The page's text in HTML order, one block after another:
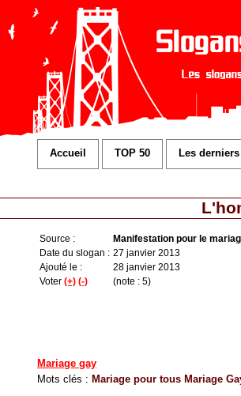
Accueil TOP 50 Les derniers
Source :
Manifestation pour le
Date du slogan : 27 janvier 2013
Ajouté le :
28 janvier 2013
Voter (+) (-) (note : 5)
Mariage gay
Mots clés : Mariage pour tous Mariage